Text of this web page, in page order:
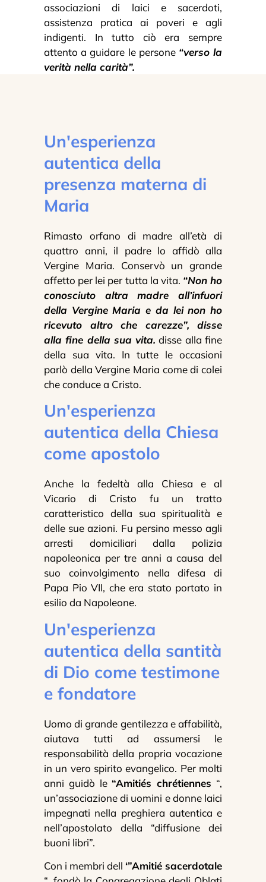
associazioni di laici e sacerdoti,
assistenza pratica ai poveri e agli
indigenti. In tutto ciò era sempre
attento a guidare le persone “verso la
verità nella carità”.
Un'esperienza
autentica della
presenza materna di
Maria
Rimasto orfano di madre all’età di
quattro anni, il padre lo affidò alla
Vergine Maria. Conservò un grande
affetto per lei per tutta la vita. “Non ho
conosciuto altra madre all’infuori
della Vergine Maria e da lei non ho
ricevuto altro che carezze”, disse
alla fine della sua vita. disse alla fine
della sua vita. In tutte le occasioni
parlò della Vergine Maria come di colei
che conduce a Cristo.
Un'esperienza
autentica della Chiesa
come apostolo
Anche la fedeltà alla Chiesa e al
Vicario di Cristo fu un tratto
caratteristico della sua spiritualità e
delle sue azioni. Fu persino messo agli
arresti domiciliari dalla polizia
napoleonica per tre anni a causa del
suo coinvolgimento nella difesa di
Papa Pio VII, che era stato portato in
esilio da Napoleone.
Un'esperienza
autentica della santità
di Dio come testimone
e fondatore
Uomo di grande gentilezza e affabilità,
aiutava tutti ad assumersi le
responsabilità della propria vocazione
in un vero spirito evangelico. Per molti
anni guidò le “Amitiés chrétiennes “,
un’associazione di uomini e donne laici
impegnati nella preghiera autentica e
nell’apostolato della “diffusione dei
buoni libri”.
Con i membri dell ‘”Amitié sacerdotale